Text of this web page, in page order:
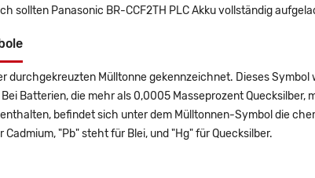
sollten Panasonic BR-CCF2TH PLC Akku vollständig
durchgekreuzten Mülltonne gekennzeichnet. Dieses
Batterien, die mehr als 0,0005 Masseprozent Quecksilber,
befindet sich unter dem Mülltonnen-Symbol die
"Pb" steht für Blei, und "Hg" für Quecksilber.